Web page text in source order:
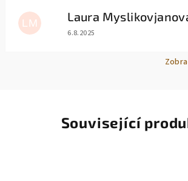
LM Laura
Hodnocení obchodu je 5 z 5
6.8.2025
Související